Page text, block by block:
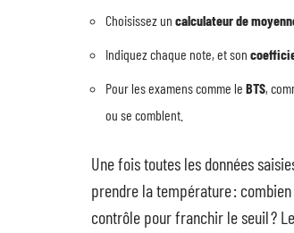
Choisissez un calculateur de
Indiquez chaque note, et son
Pour les examens comme le BTS,
ou se comblent.
Une fois toutes les données
prendre la température :
contrôle pour franchir le seuil ?